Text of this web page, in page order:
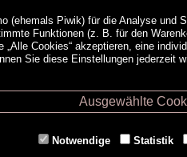
(ehemals Piwik) für die Analyse
Funktionen (z. B. für den
Cookies“ akzeptieren, eine
Sie diese Einstellungen jederzeit
Ausgewählte
Notwendige Statistik